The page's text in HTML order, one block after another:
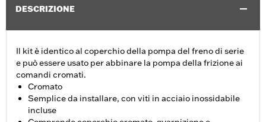
DESCRIZIONE
Il kit è identico al coperchio della pompa del freno di serie
e può essere usato per abbinare la pompa della frizione ai
comandi cromati.
Cromato
Semplice da installare, con viti in acciaio inossidabile
incluse